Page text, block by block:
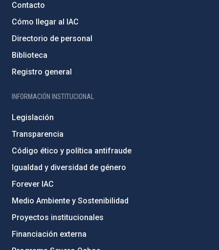
Contacto
Cómo llegar al IAC
Directorio de personal
Biblioteca
Registro general
INFORMACIÓN INSTITUCIONAL
Legislación
Transparencia
Código ético y política antifraude
Igualdad y diversidad de género
Forever IAC
Medio Ambiente y Sostenibilidad
Proyectos institucionales
Financiación externa